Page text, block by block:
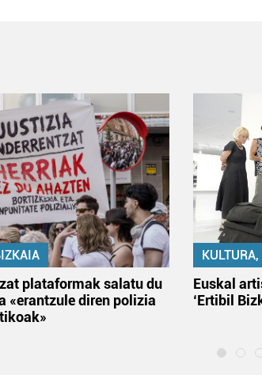
plataformak salatu du
«erantzule diren polizia
Euskal
‘Ertibil